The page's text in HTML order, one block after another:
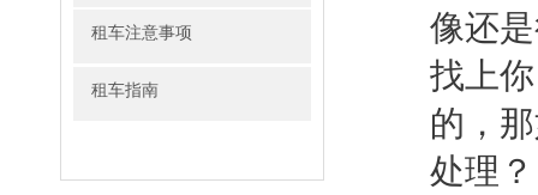
租车注意事项
租车指南
像还
找上
的，
处理？